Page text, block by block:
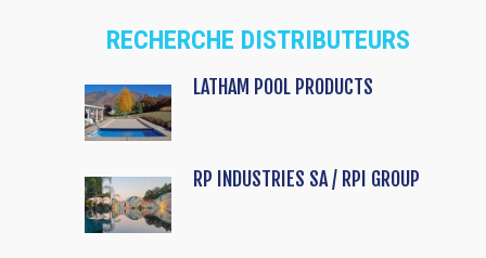
RECHERCHE DISTRIBUTEURS
LATHAM POOL PRODUCTS
RP INDUSTRIES SA / RPI GROUP